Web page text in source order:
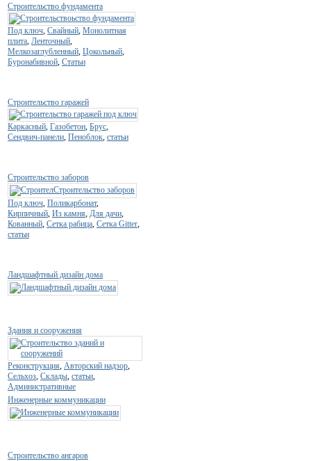
Строительство фундамента
Под ключ Свайный Монолитная
плита Ленточный
Мелкозаглубленный Цокольный
Буронабивной Статьи
Строительство гаражей
Каркасный Газобетон Брус
Сендвич-панели Пеноблок статьи
Строительство заборов
Под ключ Поликарбонат,
Кирпичный Из камня Для дачи
Кованный Сетка рабица Сетка Gitter
статьи
Ландшафтный дизайн дома
Здания и сооружения
Реконструкция Авторский надзор
Сельхоз Склады статьи
Административные
Инженерные коммуникации
Строительство ангаров